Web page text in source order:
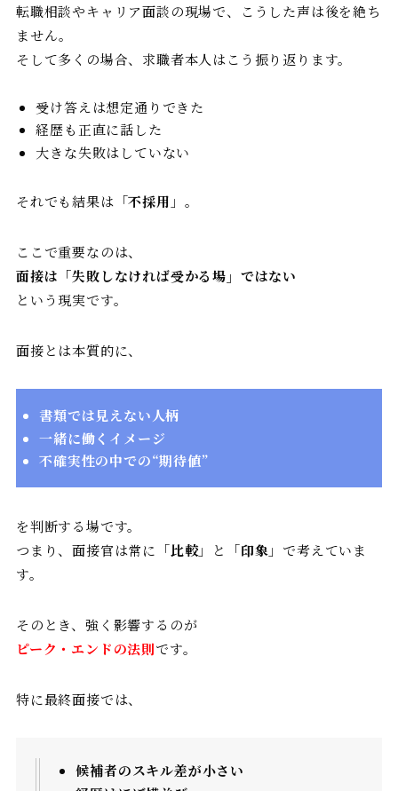
転職相談やキャリア面談の現場で、こうした声は後を絶ち
ません。
そして多くの場合、求職者本人はこう振り返ります。
受け答えは想定通りできた
経歴も正直に話した
大きな失敗はしていない
それでも結果は「不採用 」。
ここで重要なのは、
面接は「失敗しなければ受かる場」ではない
という現実です。
面接とは本質的に、
書類では見えない人柄
一緒に働くイメージ
不確実性の中での“期待値”
を判断する場です。
つまり、面接官は常に「比較」と「印象」で考えていま
す。
そのとき、強く影響するのが
ピーク・エンドの法則です。
特に最終面接では、
候補者のスキル差が小さい